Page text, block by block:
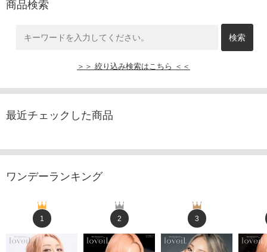
商品検索
＞＞ 絞り込み検索はこちら ＜＜
最近チェックした商品
ワンデーランキング
1 2 3